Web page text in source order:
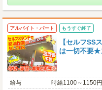
アルバイト・パート もうすぐ終了
【セルフSS
は一切不要★
給与
時給1100～1150円